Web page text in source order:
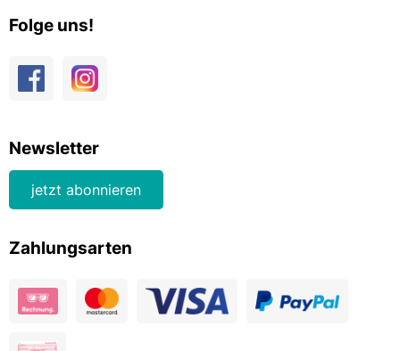
Folge uns!
Newsletter
jetzt abonnieren
Zahlungsarten